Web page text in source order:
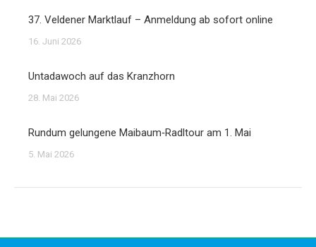
37. Veldener Marktlauf – Anmeldung ab sofort online
16. Juni 2026
Untadawoch auf das Kranzhorn
28. Mai 2026
Rundum gelungene Maibaum‑Radltour am 1. Mai
5. Mai 2026